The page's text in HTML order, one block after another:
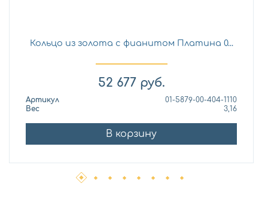
Кольцо из золота с фианитом Платина 0...
52 677 руб.
Артикул
01-5879-00-404-1110
Вес
3,16
В корзину